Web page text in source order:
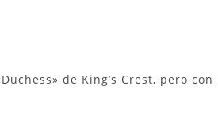
de King’s Crest, pero